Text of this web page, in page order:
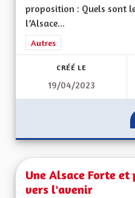
proposition : Quels sont
l’Alsace...
Filtrer les résultats de la
Autres
CRÉÉ LE
19/04/2023
Une Alsace Forte
vers l'avenir